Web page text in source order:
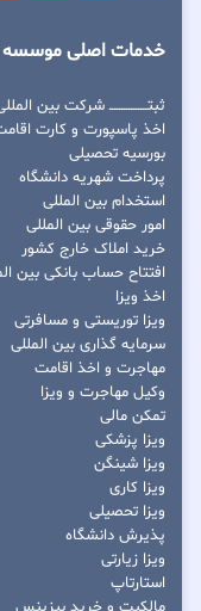
خدمات اصلی
ثبتــــــــــــــــ شرکت بین
اخذ پاسپورت و کارت
بورسیه تحصیلی
پرداخت شهریه دانشگاه
استخدام بین المللی
امور حقوقی بین المللی
خرید املاک خارج کشور
افتتاح حساب بانکی بین
اخذ ویزا
ویزا توریستی و مسافرتی
سرمایه گذاری بین المللی
مهاجرت و اخذ اقامت
وکیل مهاجرت و ویزا
تمکن مالی
ویزا پزشکی
ویزا شینگن
ویزا کاری
ویزا تحصیلی
پذیرش دانشگاه
ویزا زیارتی
استارتاپ